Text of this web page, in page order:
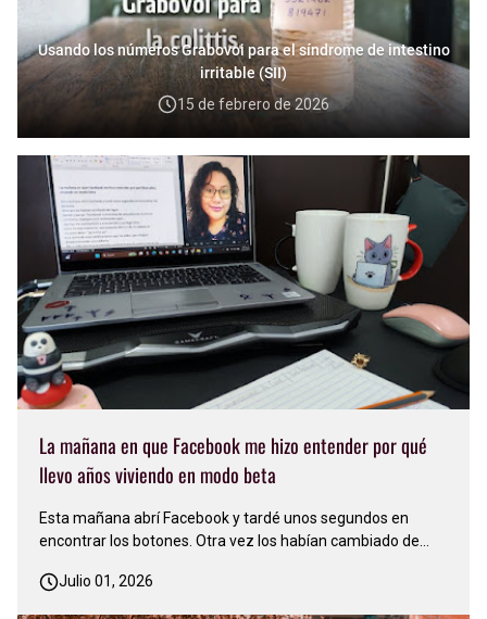
Usando los números Grabovoi para el síndrome de intestino
irritable (SII)
15 de febrero de 2026
La mañana en que Facebook me hizo entender por qué
llevo años viviendo en modo beta
Esta mañana abrí Facebook y tardé unos segundos en
encontrar los botones. Otra vez los habían cambiado de
nunca se conforma. Siempre está cambiando algo'…
Julio 01, 2026